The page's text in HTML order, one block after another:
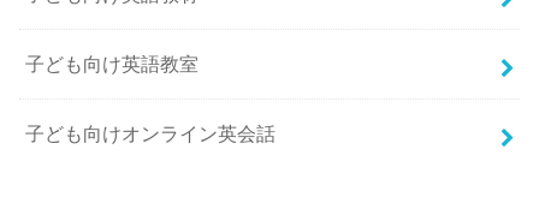
子ども向け英語教室
子ども向けオンライン英会話